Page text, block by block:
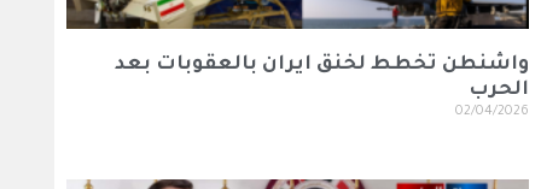
واشنطن تخطط لخنق ايران بالعقوبات بعد
الحرب
02/04/2026